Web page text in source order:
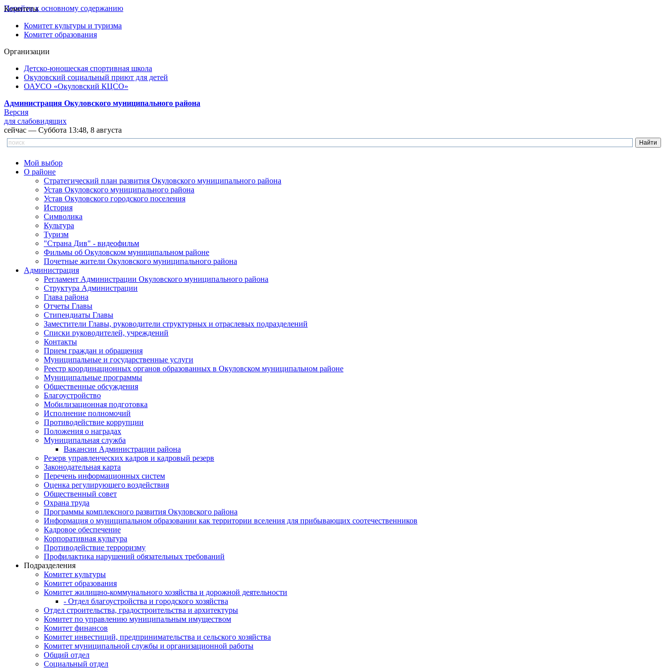
Перейти к основному содержанию
Комитеты
Комитет культуры и туризма
Комитет образования
Организации
Детско-юношеская спортивная школа
Окуловский социальный приют для детей
ОАУСО «Окуловский КЦСО»
Администрация Окуловского муниципального района
Версия
для слабовидящих
сейчас — Суббота 13:48, 8 августа
Мой выбор
О районе
Стратегический план развития Окуловского муниципального района
Устав Окуловского муниципального района
Устав Окуловского городского поселения
История
Символика
Культура
Туризм
"Страна Див" - видеофильм
Фильмы об Окуловском муниципальном районе
Почетные жители Окуловского муниципального района
Администрация
Регламент Администрации Окуловского муниципального района
Структура Администрации
Глава района
Отчеты Главы
Стипендиаты Главы
Заместители Главы, руководители структурных и отраслевых подразделений
Списки руководителей, учреждений
Контакты
Прием граждан и обращения
Муниципальные и государственные услуги
Реестр координационных органов образованных в Окуловском муниципальном районе
Муниципальные программы
Общественные обсуждения
Благоустройство
Мобилизационная подготовка
Исполнение полномочий
Противодействие коррупции
Положения о наградах
Муниципальная служба
Вакансии Администрации района
Резерв управленческих кадров и кадровый резерв
Законодательная карта
Перечень информационных систем
Оценка регулирующего воздействия
Общественный совет
Охрана труда
Программы комплексного развития Окуловского района
Информация о муниципальном образовании как территории вселения для прибывающих соотечественников
Кадровое обеспечение
Корпоративная культура
Противодействие терроризму
Профилактика нарушений обязательных требований
Подразделения
Комитет культуры
Комитет образования
Комитет жилищно-коммунального хозяйства и дорожной деятельности
- Отдел благоустройства и городского хозяйства
Отдел строительства, градостроительства и архитектуры
Комитет по управлению муниципальным имуществом
Комитет финансов
Комитет инвестиций, предпринимательства и сельского хозяйства
Комитет муниципальной службы и организационной работы
Общий отдел
Социальный отдел